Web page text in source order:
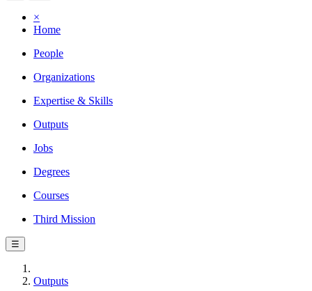
×
Home
People
Organizations
Expertise & Skills
Outputs
Jobs
Degrees
Courses
Third Mission
☰
Outputs